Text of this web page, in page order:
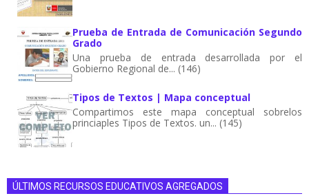
Prueba de Entrada de Comunicación Segundo
Grado
Una prueba de entrada desarrollada por el
Gobierno Regional de... (146)
Tipos de Textos | Mapa conceptual
Compartimos este mapa conceptual sobrelos
princiaples Tipos de Textos. un... (145)
ÚLTIMOS RECURSOS EDUCATIVOS AGREGADOS